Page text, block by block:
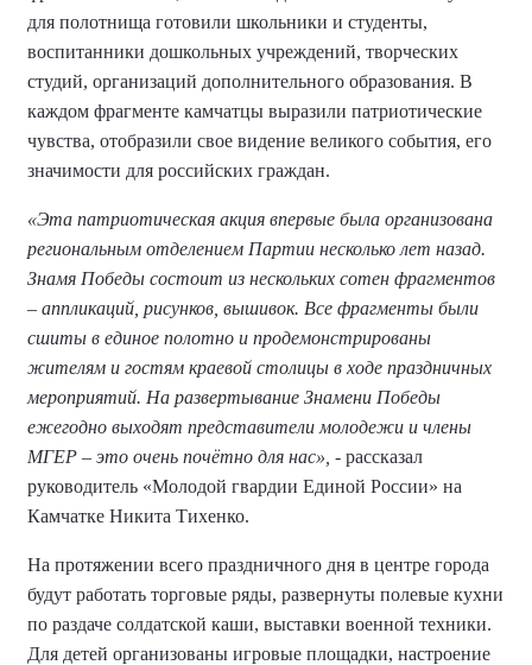
для полотнища готовили школьники и студенты,
воспитанники дошкольных учреждений, творческих
студий, организаций дополнительного образования. В
каждом фрагменте камчатцы выразили патриотические
чувства, отобразили свое видение великого события, его
значимости для российских граждан.
«Эта патриотическая акция впервые была организована
региональным отделением Партии несколько лет назад.
Знамя Победы состоит из нескольких сотен фрагментов
– аппликаций, рисунков, вышивок. Все фрагменты были
сшиты в единое полотно и продемонстрированы
жителям и гостям краевой столицы в ходе праздничных
мероприятий. На развертывание Знамени Победы
ежегодно выходят представители молодежи и члены
МГЕР – это очень почётно для нас», - рассказал
руководитель «Молодой гвардии Единой России» на
Камчатке Никита Тихенко.
На протяжении всего праздничного дня в центре города
будут работать торговые ряды, развернуты полевые кухни
по раздаче солдатской каши, выставки военной техники.
Для детей организованы игровые площадки, настроение